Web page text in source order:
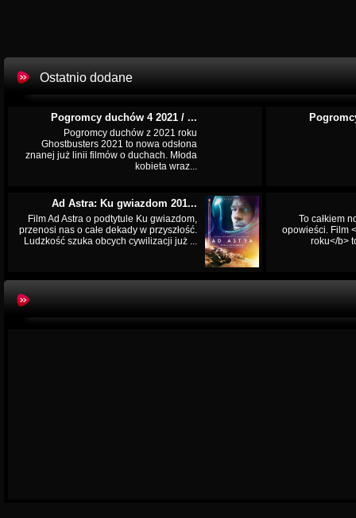
Ostatnio dodane
Pogromcy duchów 4 2021 / ...
Pogromcy duchów z 2021 roku
Ghostbusters 2021 to nowa odsłona
znanej już linii filmów o duchach. Młoda
kobieta wraz...
Ad Astra: Ku gwiazdom 201...
Film Ad Astra o podtytule Ku gwiazdom,
przenosi nas o całe dekady w przyszłość.
Ludzkość szuka obcych cywilizacji już ...
To całkiem
opowieści. Film
roku</b>